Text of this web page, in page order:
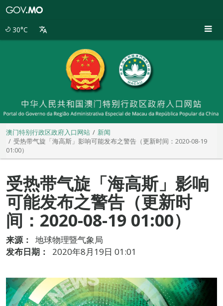
30°C
澳门特别行政区政府入口网站
新闻
受热带气旋「海高斯」影响可能发布之警告（更新时间：2020-08-19
01:00）
受热带气旋「海高斯」影响
可能发布之警告（更新时
间：2020-08-19 01:00）
来源：
地球物理暨气象局
发布日期：
2020年8月19日 01:01